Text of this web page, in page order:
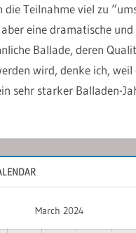
die Teilnahme viel zu
eine dramatische und
Ballade, deren
wird, denke ich, weil
sehr starker Balladen-
March 2024